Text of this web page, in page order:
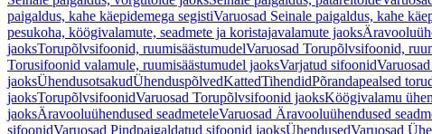
paigaldus, kahe käepidemega segistiVaruosad Seinale paigaldus, kahe
pesukoha, köögivalamute, seadmete ja koristajavalamute jaoks
jaoksTorupõlvsifoonid, ruumisäästumudelVaruosad Torupõlvsifoonid,
Torusifoonid valamule, ruumisäästumudel jaoksVarjatud sifoonid
jaoksÜhendusotsakudÜhenduspõlvedKattedTihendidPõrandapealsed
jaoksTorupõlvsifoonidVaruosad Torupõlvsifoonid jaoksKöögivalamu
jaoksÄravooluühendused seadmeteleVaruosad Äravooluühendused
sifoonidVaruosad Pindpaigaldatud sifoonid jaoksÜhendusedVaruosad